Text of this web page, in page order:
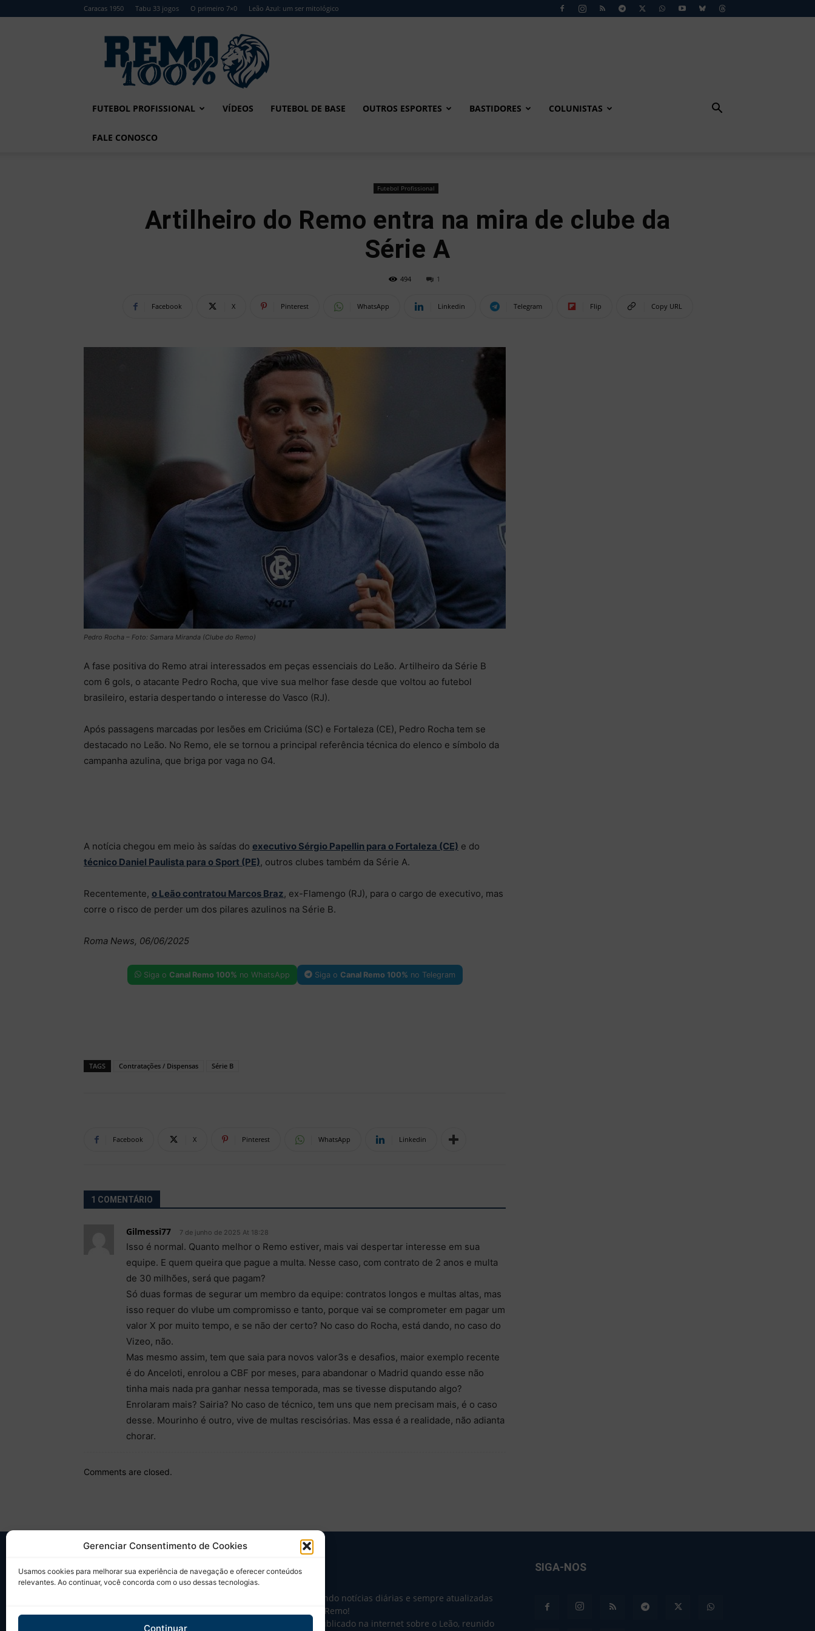
Gerenciar Consentimento de Cookies
Usamos cookies para melhorar sua experiência de navegação e oferecer conteúdos
relevantes. Ao continuar, você concorda com o uso dessas tecnologias.
Continuar
Caracas 1950 Tabu 33 jogos O primeiro 7×0 Leão Azul: um ser mitológico
Remo
FUTEBOL PROFISSIONAL VÍDEOS FUTEBOL DE BASE OUTROS ESPORTES BASTIDORES COLUNISTAS
FALE CONOSCO
Futebol Profissional
Artilheiro do Remo entra na mira de clube da
Série A
494 1
Facebook X Pinterest WhatsApp Linkedin Telegram Flip Copy URL
Pedro Rocha – Foto: Samara Miranda (Clube do Remo)
A fase positiva do Remo atrai interessados em peças essenciais do Leão. Artilheiro da Série B
com 6 gols, o atacante Pedro Rocha, que vive sua melhor fase desde que voltou ao futebol
brasileiro, estaria despertando o interesse do Vasco (RJ).
Após passagens marcadas por lesões em Criciúma (SC) e Fortaleza (CE), Pedro Rocha tem se
destacado no Leão. No Remo, ele se tornou a principal referência técnica do elenco e símbolo da
campanha azulina, que briga por vaga no G4.
A notícia chegou em meio às saídas do executivo Sérgio Papellin para o Fortaleza (CE) e do
técnico Daniel Paulista para o Sport (PE), outros clubes também da Série A.
Recentemente, o Leão contratou Marcos Braz, ex-Flamengo (RJ), para o cargo de executivo, mas
corre o risco de perder um dos pilares azulinos na Série B.
Roma News, 06/06/2025
Siga o Canal Remo 100% no WhatsApp Siga o Canal Remo 100% no Telegram
TAGS Contratações / Dispensas Série B
Facebook X Pinterest WhatsApp Linkedin
1 COMENTÁRIO
Gilmessi77 7 de junho de 2025 At 18:28
Isso é normal. Quanto melhor o Remo estiver, mais vai despertar interesse em sua
equipe. E quem queira que pague a multa. Nesse caso, com contrato de 2 anos e multa
de 30 milhões, será que pagam?
Só duas formas de segurar um membro da equipe: contratos longos e multas altas, mas
isso requer do vlube um compromisso e tanto, porque vai se comprometer em pagar um
valor X por muito tempo, e se não der certo? No caso do Rocha, está dando, no caso do
Vizeo, não.
Mas mesmo assim, tem que saia para novos valor3s e desafios, maior exemplo recente
é do Anceloti, enrolou a CBF por meses, para abandonar o Madrid quando esse não
tinha mais nada pra ganhar nessa temporada, mas se tivesse disputando algo?
Enrolaram mais? Sairia? No caso de técnico, tem uns que nem precisam mais, é o caso
desse. Mourinho é outro, vive de multas rescisórias. Mas essa é a realidade, não adianta
chorar.
Comments are closed.
SOBRE NÓS
Desde 2004 trazendo notícias diárias e sempre atualizadas
sobre o Clube do Remo!
Tudo o que sai publicado na internet sobre o Leão, reunido
SIGA-NOS